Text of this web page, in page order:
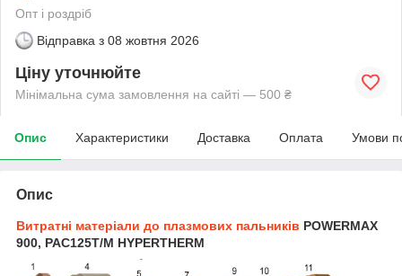
Опт і роздріб
Відправка з 08 жовтня 2026
Ціну уточнюйте
Мінімальна сума замовлення на сайті — 500 ₴
Опис Характеристики Доставка Оплата Умови
Опис
Витратні матеріали до плазмових пальників POWERMAX
900, PAC125T/M HYPERTHERM